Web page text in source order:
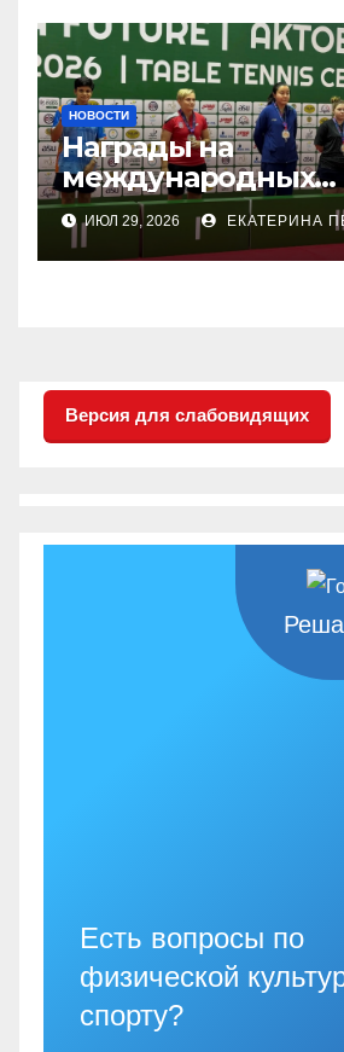
НОВОСТИ
Награды на
международных
соревнованиях
настольного
ИЮЛ 29, 2026 ЕКАТЕРИНА
Версия для слабовидящих
Есть вопросы по
физической
спорту?